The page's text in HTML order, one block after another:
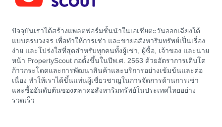
ปัจจุบันเราได้สร้างแพลตฟอร์มชั้นนำในเอเชียตะวันออกเฉียงใต้
แบบครบวงจร เพื่อทำให้การเช่า และขายอสังหาริมทรัพย์เป็นเรื่อง
ง่าย และโปร่งใสที่สุดสำหรับทุกคนทั้งผู้เช่า, ผู้ซื้อ, เจ้าของ และนาย
หน้า PropertyScout ก่อตั้งขึ้นในปีพ.ศ. 2563 ด้วยอัตราการเติบโต
ก้าวกระโดดและการพัฒนาสินค้าและบริการอย่างเข้มข้นและต่อ
เนื่อง ทำให้เราได้ขึ้นแท่นผู้เชี่ยวชาญในการจัดการด้านการเช่า
และซื้ออันดับต้นของตลาดอสังหาริมทรัพย์ในประเทศไทยอย่าง
รวดเร็ว